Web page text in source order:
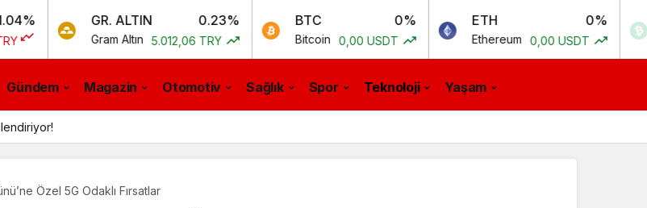
GR. ALTIN 0.23%
Gram Altın 5.012,06 TRY
BTC
Bitcoin 0,00 USDT
ETH
Ethereum 0,00 USDT
BCH
Gündem Magazin Otomotiv Sağlık Spor Teknoloji Yaşam
Özel 5G Odaklı Fırsatlar